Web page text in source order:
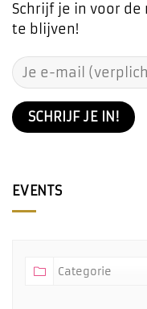
Schrijf je in voor
te blijven!
EVENTS